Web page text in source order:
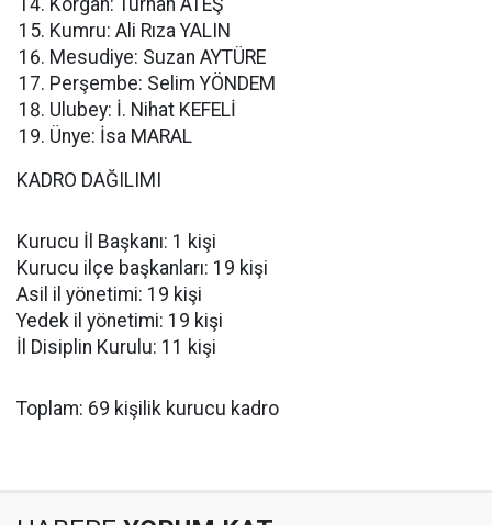
Korgan: Turhan ATEŞ
Kumru: Ali Rıza YALIN
Mesudiye: Suzan AYTÜRE
Perşembe: Selim YÖNDEM
Ulubey: İ. Nihat KEFELİ
Ünye: İsa MARAL
KADRO DAĞILIMI
Kurucu İl Başkanı: 1 kişi
Kurucu ilçe başkanları: 19 kişi
Asil il yönetimi: 19 kişi
Yedek il yönetimi: 19 kişi
İl Disiplin Kurulu: 11 kişi
Toplam: 69 kişilik kurucu kadro